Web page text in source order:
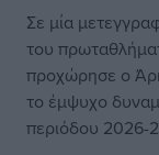
Σε μία
του
προχώρησε ο
το έμψυχο
περιόδου 2026-